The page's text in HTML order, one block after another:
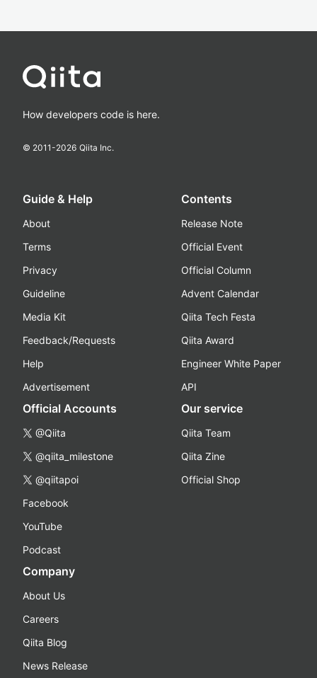
How developers code is here.
© 2011-2026 Qiita Inc.
Guide & Help
About
Terms
Privacy
Guideline
Media Kit
Feedback/Requests
Help
Advertisement
Contents
Release Note
Official Event
Official Column
Advent Calendar
Qiita Tech Festa
Qiita Award
Engineer White Paper
API
Official Accounts
@Qiita
@qiita_milestone
@qiitapoi
Facebook
YouTube
Podcast
Our service
Qiita Team
Qiita Zine
Official Shop
Company
About Us
Careers
Qiita Blog
News Release